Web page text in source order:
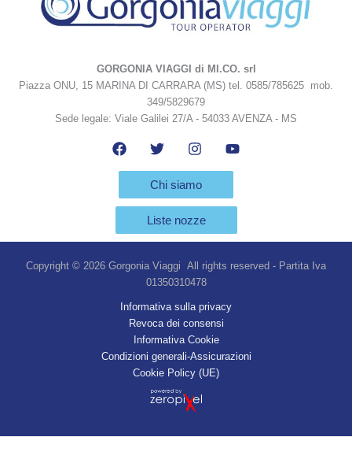
GORGONIA VIAGGI di MI.CO. srl
Piazza ONU, 15 MARINA DI CARRARA (MS) tel. 0585/785625 mob.
349/5829679
Sede legale: Viale Galilei 27/A - 54033 AVENZA - MS
Chi siamo
Liste nozze
Copyright © 2026 Gorgonia Viaggi All rights reserved - Partita Iva
01350310478
Informativa sulla privacy
Revoca dei consensi
Informativa Cookie
Condizioni generali-Assicurazioni
Cookie Policy (UE)